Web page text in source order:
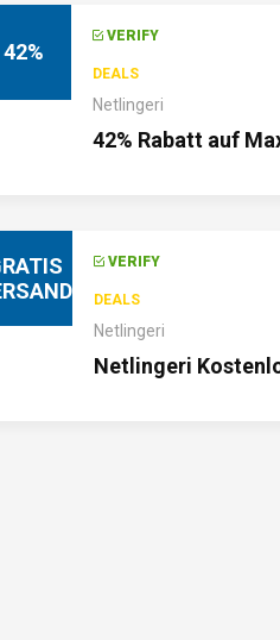
42%
VERIFY
DEALS
Netlingeri
42% Rabatt auf
VERIFY
DEALS
Netlingeri
Netlingeri